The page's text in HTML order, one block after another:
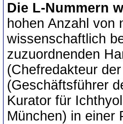
Die L-Nummern
hohen Anzahl von
wissenschaftlich
zuzuordnenden
(Chefredakteur
(Geschäftsführer
Kurator für
München) in einer